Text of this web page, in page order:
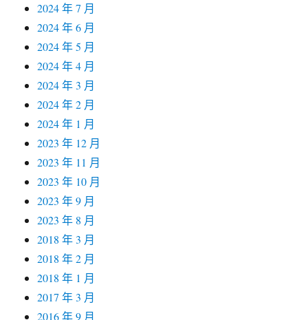
2024 年 7 月
2024 年 6 月
2024 年 5 月
2024 年 4 月
2024 年 3 月
2024 年 2 月
2024 年 1 月
2023 年 12 月
2023 年 11 月
2023 年 10 月
2023 年 9 月
2023 年 8 月
2018 年 3 月
2018 年 2 月
2018 年 1 月
2017 年 3 月
2016 年 9 月